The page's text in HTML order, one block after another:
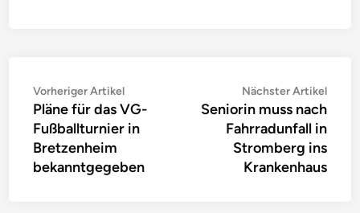
Beitragsnavigation
Vorheriger ArtikelVorheriger
Artikel:
Pläne für das VG-
Fußballturnier in
Bretzenheim
bekanntgegeben
Nächster Artikel
Seniorin muss nach
Fahrradunfall in
Stromberg ins
Krankenhaus